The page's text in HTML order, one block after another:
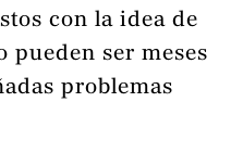
con la idea de
pueden ser meses
problemas